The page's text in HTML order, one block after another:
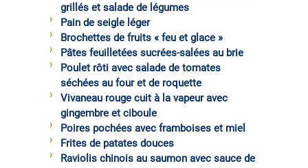
grillés et salade de légumes
Pain de seigle léger
Brochettes de fruits « feu et glace »
Pâtes feuilletées sucrées-salées au brie
Poulet rôti avec salade de tomates
séchées au four et de roquette
Vivaneau rouge cuit à la vapeur avec
gingembre et ciboule
Poires pochées avec framboises et miel
Frites de patates douces
Raviolis chinois au saumon avec sauce de